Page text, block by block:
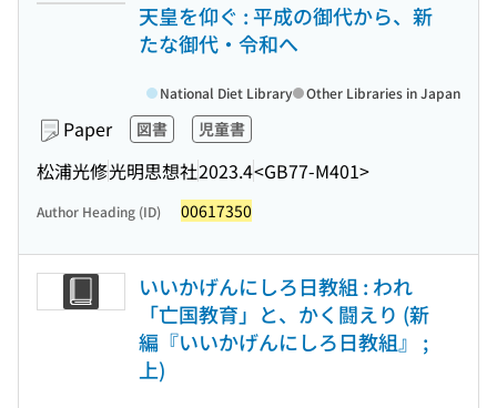
天皇を仰ぐ : 平成の御代から、新
たな御代・令和へ
Paper 図書 児童書
松浦光修光明思想社2023.4<GB77-M401>
National Diet Library Other Libraries in Japan
Author Heading (ID) 00617350
いいかげんにしろ日教組 : われ
「亡国教育」と、かく闘えり (新
編『いいかげんにしろ日教組』 ;
上)